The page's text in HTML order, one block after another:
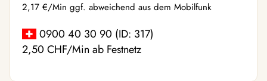
2,17 €/Min ggf. abweichend aus dem Mobilfunk
0900 40 30 90 (ID: 317)
2,50 CHF/Min ab Festnetz